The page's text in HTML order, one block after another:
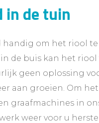
in de tuin
om het riool te
de buis kan het
geen oplossing
aan groeien. Om
graafmachines in
weer voor u